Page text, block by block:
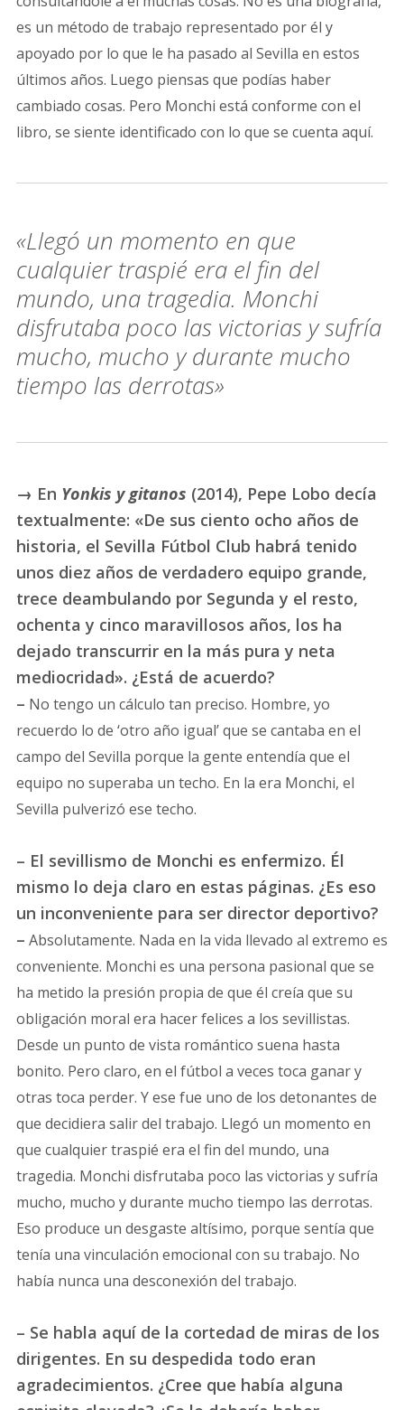
es un método de trabajo representado por él y
apoyado por lo que le ha pasado al Sevilla en estos
últimos años. Luego piensas que podías haber
cambiado cosas. Pero Monchi está conforme con el
libro, se siente identificado con lo que se cuenta aquí.
«Llegó un momento en que
cualquier traspié era el fin del
mundo, una tragedia. Monchi
disfrutaba poco las victorias y sufría
mucho, mucho y durante mucho
tiempo las derrotas»
→ En Yonkis y gitanos (2014), Pepe Lobo decía
textualmente: «De sus ciento ocho años de
historia, el Sevilla Fútbol Club habrá tenido
unos diez años de verdadero equipo grande,
trece deambulando por Segunda y el resto,
ochenta y cinco maravillosos años, los ha
dejado transcurrir en la más pura y neta
mediocridad». ¿Está de acuerdo?
– No tengo un cálculo tan preciso. Hombre, yo
recuerdo lo de ‘otro año igual’ que se cantaba en el
campo del Sevilla porque la gente entendía que el
equipo no superaba un techo. En la era Monchi, el
Sevilla pulverizó ese techo.
– El sevillismo de Monchi es enfermizo. Él
mismo lo deja claro en estas páginas. ¿Es eso
un inconveniente para ser director deportivo?
– Absolutamente. Nada en la vida llevado al extremo es
conveniente. Monchi es una persona pasional que se
ha metido la presión propia de que él creía que su
obligación moral era hacer felices a los sevillistas.
Desde un punto de vista romántico suena hasta
bonito. Pero claro, en el fútbol a veces toca ganar y
otras toca perder. Y ese fue uno de los detonantes de
que decidiera salir del trabajo. Llegó un momento en
que cualquier traspié era el fin del mundo, una
tragedia. Monchi disfrutaba poco las victorias y sufría
mucho, mucho y durante mucho tiempo las derrotas.
Eso produce un desgaste altísimo, porque sentía que
tenía una vinculación emocional con su trabajo. No
había nunca una desconexión del trabajo.
– Se habla aquí de la cortedad de miras de los
dirigentes. En su despedida todo eran
agradecimientos. ¿Cree que había alguna